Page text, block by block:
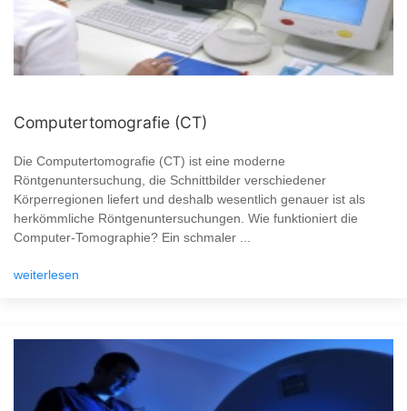
Computertomografie (CT)
Die Computertomografie (CT) ist eine moderne
Röntgenuntersuchung, die Schnittbilder verschiedener
Körperregionen liefert und deshalb wesentlich genauer ist als
herkömmliche Röntgenuntersuchungen. Wie funktioniert die
Computer-Tomographie? Ein schmaler ...
weiterlesen